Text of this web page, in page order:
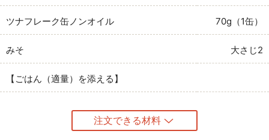
ツナフレーク缶ノンオイル 70g（1缶）
みそ 大さじ2
【ごはん（適量）を添える】
注文できる材料